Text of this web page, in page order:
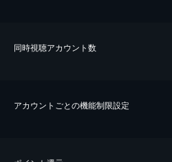
同時視聴アカウント数
アカウントごとの機能制限設定